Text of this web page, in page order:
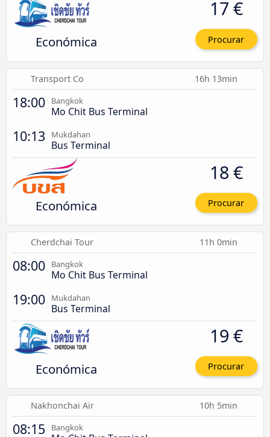
Económica
17 €
Procurar
Transport Co 16h 13min
18:00 Bangkok
Mo Chit Bus Terminal
10:13 Mukdahan
Bus Terminal
Económica
18 €
Procurar
Cherdchai Tour 11h 0min
08:00 Bangkok
Mo Chit Bus Terminal
19:00 Mukdahan
Bus Terminal
Económica
19 €
Procurar
Nakhonchai Air 10h 5min
08:15 Bangkok